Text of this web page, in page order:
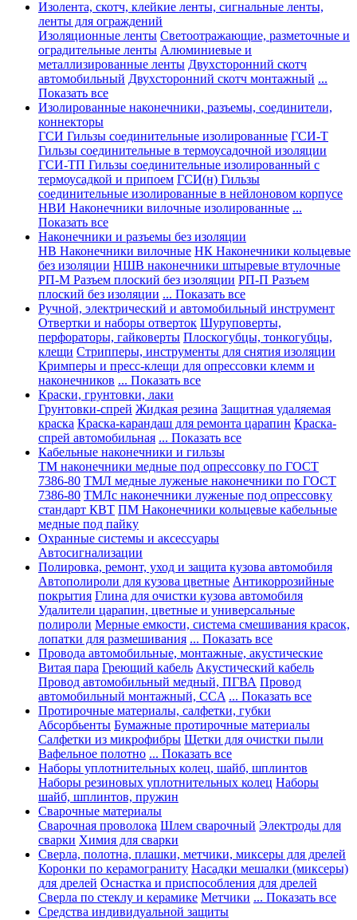
Изолента, скотч, клейкие ленты, сигнальные ленты,
ленты для ограждений
Изоляционные ленты Светоотражающие, разметочные и
оградительные ленты Алюминиевые и
металлизированные ленты Двухсторонний скотч
автомобильный Двухсторонний скотч монтажный ...
Показать все
Изолированные наконечники, разъемы, соединители,
коннекторы
ГСИ Гильзы соединительные изолированные ГСИ-Т
Гильзы соединительные в термоусадочной изоляции
ГСИ-ТП Гильзы соединительные изолированный с
термоусадкой и припоем ГСИ(н) Гильзы
соединительные изолированные в нейлоновом корпусе
НВИ Наконечники вилочные изолированные ...
Показать все
Наконечники и разъемы без изоляции
НВ Наконечники вилочные НК Наконечники кольцевые
без изоляции НШВ наконечники штыревые втулочные
РП-М Разъем плоский без изоляции РП-П Разъем
плоский без изоляции ... Показать все
Ручной, электрический и автомобильный инструмент
Отвертки и наборы отверток Шуруповерты,
перфораторы, гайковерты Плоскогубцы, тонкогубцы,
клещи Стрипперы, инструменты для снятия изоляции
Кримперы и пресс-клещи для опрессовки клемм и
наконечников ... Показать все
Краски, грунтовки, лаки
Грунтовки-спрей Жидкая резина Защитная удаляемая
краска Краска-карандаш для ремонта царапин Краска-
спрей автомобильная ... Показать все
Кабельные наконечники и гильзы
ТМ наконечники медные под опрессовку по ГОСТ
7386-80 ТМЛ медные луженые наконечники по ГОСТ
7386-80 ТМЛс наконечники луженые под опрессовку
стандарт КВТ ПМ Наконечники кольцевые кабельные
медные под пайку
Охранные системы и аксессуары
Автосигнализации
Полировка, ремонт, уход и защита кузова автомобиля
Автополироли для кузова цветные Антикоррозийные
покрытия Глина для очистки кузова автомобиля
Удалители царапин, цветные и универсальные
полироли Мерные емкости, система смешивания красок,
лопатки для размешивания ... Показать все
Провода автомобильные, монтажные, акустические
Витая пара Греющий кабель Акустический кабель
Провод автомобильный медный, ПГВА Провод
автомобильный монтажный, CCA ... Показать все
Протирочные материалы, салфетки, губки
Абсорбьенты Бумажные протирочные материалы
Салфетки из микрофибры Щетки для очистки пыли
Вафельное полотно ... Показать все
Наборы уплотнительных колец, шайб, шплинтов
Наборы резиновых уплотнительных колец Наборы
шайб, шплинтов, пружин
Сварочные материалы
Сварочная проволока Шлем сварочный Электроды для
сварки Химия для сварки
Сверла, полотна, плашки, метчики, миксеры для дрелей
Коронки по керамограниту Насадки мешалки (миксеры)
для дрелей Оснастка и приспособления для дрелей
Сверла по стеклу и керамике Метчики ... Показать все
Средства индивидуальной защиты